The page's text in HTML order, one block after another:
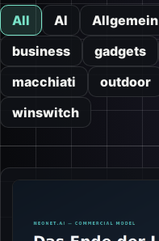
All AI Allgemein
business
gadgets
macchiati
outdoor
winswitch